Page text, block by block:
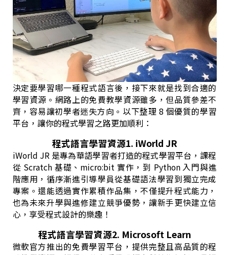
決定要學習哪一種程式語言後，接下來就是找到合適的
學習資源。網路上的免費教學資源雖多，但品質參差不
齊，容易讓初學者迷失方向。以下整理 8 個優質的學習
平台，讓你的程式學習之路更加順利：
程式語言學習資源1. iWorld JR
iWorld JR 是專為華語學習者打造的程式學習平台，課程
從 Scratch 基礎、micro:bit 實作，到 Python 入門與進
階應用，循序漸進引導學員從基礎語法學習到獨立完成
專案。還能透過實作累積作品集，不僅提升程式能力，
也為未來升學與進修建立競爭優勢，讓新手更快建立信
心，享受程式設計的樂趣！
程式語言學習資源2. Microsoft Learn
微軟官方推出的免費學習平台，提供完整且高品質的程